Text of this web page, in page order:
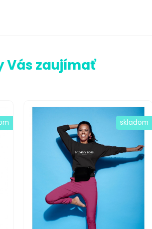
Vás zaujímať
skladom